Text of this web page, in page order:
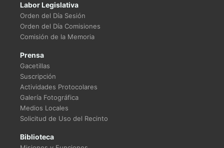
Labor Legislativa
Orden del Día Sesión
Orden del Día Comisiones
Comisión de la Memoria
Prensa
Gacetillas
Suscripción
Actividades Protocolares
Galería Fotográfica
Medios Locales
Solicitud de Uso del Recinto
Biblioteca